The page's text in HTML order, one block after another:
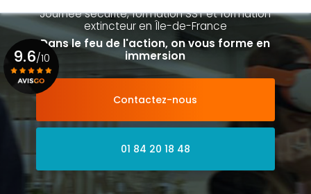
Journée sécurité, formation SST et formation
extincteuren Île-de-France
Dans le feu de l'action, on vous forme en
immersion
Contactez-nous
01 84 20 18 48
9.6/10
Voir le certificat